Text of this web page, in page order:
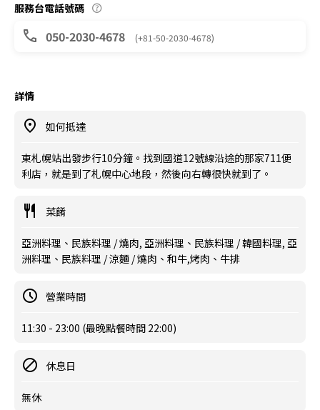
服務台電話號碼
050-2030-4678 (+81-50-2030-4678)
詳情
如何抵達
東札幌站出發步行10分鐘。找到國道12號線沿途的那家711便
利店，就是到了札幌中心地段，然後向右轉很快就到了。
菜餚
亞洲料理、民族料理 / 燒肉, 亞洲料理、民族料理 / 韓國料理, 亞
洲料理、民族料理 / 涼麵 / 燒肉、和牛,烤肉、牛排
營業時間
11:30 - 23:00 (最晚點餐時間 22:00)
休息日
無休